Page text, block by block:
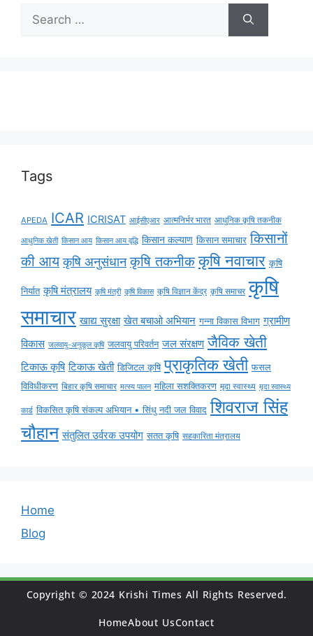
Tags
APEDA ICAR ICRISAT आईसीएआर आत्मनिर्भर भारत आधुनिक कृषि तकनीक
आधुनिक खेती किसान आय किसान आय वृद्धि किसान कल्याण किसान समाचार किसानों
की आय कृषि अनुसंधान कृषि तकनीक कृषि नवाचार कृषि
निर्यात कृषि मंत्रालय कृषि मंत्री कृषि विकास कृषि विज्ञान केंद्र कृषि समाचर कृषि
समाचार खाद्य सुरक्षा खेत बचाओ अभियान गन्ना विकास विभाग ग्रामीण
विकास जलवायु-अनुकूल कृषि जलवायु परिवर्तन जल संरक्षण जैविक खेती
टिकाऊ कृषि टिकाऊ खेती डिजिटल कृषि प्राकृतिक खेती फसल
विविधीकरण बिहार कृषि समाचार मत्स्य पालन महिला सशक्तिकरण मृदा स्वास्थ्य मृदा स्वास्थ्य
कार्ड विकसित कृषि संकल्प अभियान • सिंधु नदी जल विवाद शिवराज सिंह
चौहान संतुलित उर्वरक उपयोग सतत कृषि सहकारिता मंत्रालय
Home
Blog
Copyright © 2024 Krishi Times All Rights Reserved.
HomeAbout UsContact